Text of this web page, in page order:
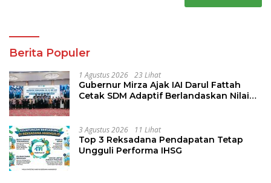
Berita Populer
1 Agustus 2026 23 Lihat
Gubernur Mirza Ajak IAI Darul Fattah
Cetak SDM Adaptif Berlandaskan Nilai
3 Agustus 2026 11 Lihat
Top 3 Reksadana Pendapatan Tetap
Ungguli Performa IHSG